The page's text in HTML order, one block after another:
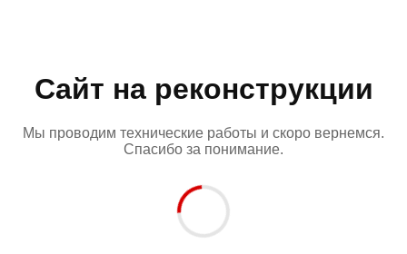
Сайт на реконструкции
Мы проводим технические работы и скоро вернемся.
Спасибо за понимание.